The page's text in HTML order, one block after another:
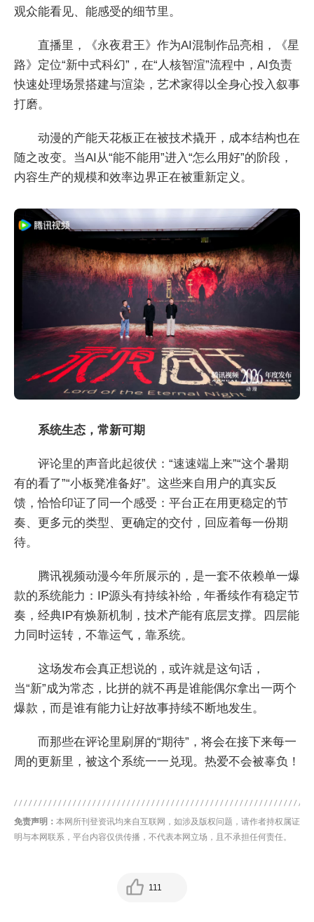
观众能看见、能感受的细节里。
直播里，《永夜君王》作为AI混制作品亮相，《星
路》定位“新中式科幻”，在“人核智渲”流程中，AI负责
快速处理场景搭建与渲染，艺术家得以全身心投入叙事
打磨。
动漫的产能天花板正在被技术撬开，成本结构也在
随之改变。当AI从“能不能用”进入“怎么用好”的阶段，
内容生产的规模和效率边界正在被重新定义。
系统生态，常新可期
评论里的声音此起彼伏：“速速端上来”“这个暑期
有的看了”“小板凳准备好”。这些来自用户的真实反
馈，恰恰印证了同一个感受：平台正在用更稳定的节
奏、更多元的类型、更确定的交付，回应着每一份期
待。
腾讯视频动漫今年所展示的，是一套不依赖单一爆
款的系统能力：IP源头有持续补给，年番续作有稳定节
奏，经典IP有焕新机制，技术产能有底层支撑。四层能
力同时运转，不靠运气，靠系统。
这场发布会真正想说的，或许就是这句话，
当“新”成为常态，比拼的就不再是谁能偶尔拿出一两个
爆款，而是谁有能力让好故事持续不断地发生。
而那些在评论里刷屏的“期待”，将会在接下来每一
周的更新里，被这个系统一一兑现。热爱不会被辜负！
免责声明： 本网所刊登资讯均来自互联网，如涉及版权问题，请作者持权属证
明与本网联系，平台内容仅供传播，不代表本网立场，且不承担任何责任。
111